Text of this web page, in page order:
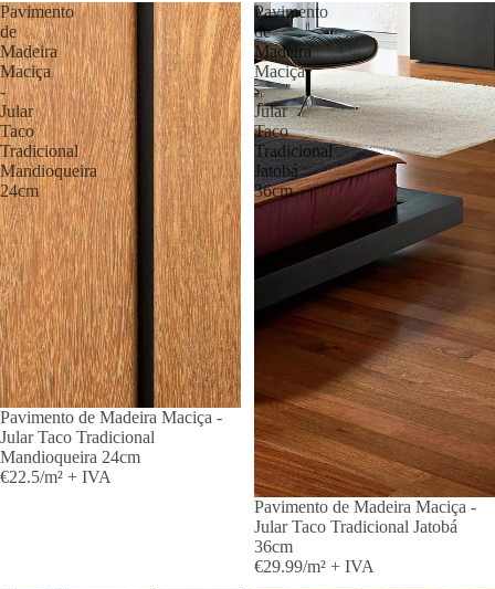
Pavimento
de
Madeira
Maciça
-
Jular
Taco
Tradicional
Mandioqueira
24cm
Pavimento de Madeira Maciça -
Jular Taco Tradicional
Mandioqueira 24cm
€22.5/m² + IVA
Pavimento
de
Madeira
Maciça
-
Jular
Taco
Tradicional
Jatobá
36cm
Pavimento de Madeira Maciça -
Jular Taco Tradicional Jatobá
36cm
€29.99/m² + IVA